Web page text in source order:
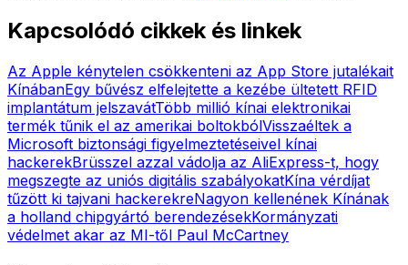
Kapcsolódó cikkek és linkek
Az Apple kénytelen csökkenteni az App Store jutalékait
KínábanEgy bűvész elfelejtette a kezébe ültetett RFID
implantátum jelszavátTöbb millió kínai elektronikai
termék tűnik el az amerikai boltokbólVisszaéltek a
Microsoft biztonsági figyelmeztetéseivel kínai
hackerekBrüsszel azzal vádolja az AliExpress-t, hogy
megszegte az uniós digitális szabályokatKína vérdíjat
tűzött ki tajvani hackerekreNagyon kellenének Kínának
a holland chipgyártó berendezésekKormányzati
védelmet akar az MI-től Paul McCartney